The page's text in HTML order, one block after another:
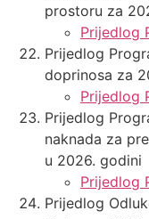
prostoru za
Prijedlog
Prijedlog
doprinosa za
Prijedlog
Prijedlog
naknada za
u 2026. godini
Prijedlog
Prijedlog